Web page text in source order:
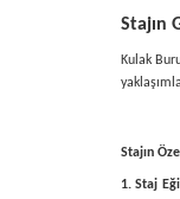
Stajın
Kulak
Stajın
1. Staj